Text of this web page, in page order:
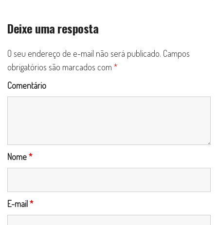
Deixe uma resposta
O seu endereço de e-mail não será publicado. Campos
obrigatórios são marcados com *
Comentário
Nome*
E-mail*